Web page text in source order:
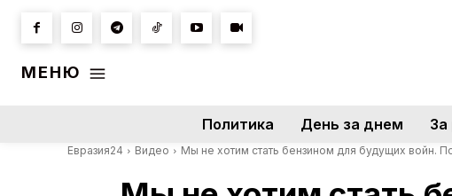
МЕНЮ
Политика День за днем
Евразия24 Видео Мы не хотим стать бензином для будущих войн.